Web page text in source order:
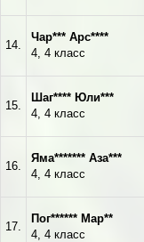
14.
Чар*** Арс****
4, 4 класс
15.
Шаг**** Юли***
4, 4 класс
16.
Яма******* Аза***
4, 4 класс
17.
Пог****** Мар**
4, 4 класс